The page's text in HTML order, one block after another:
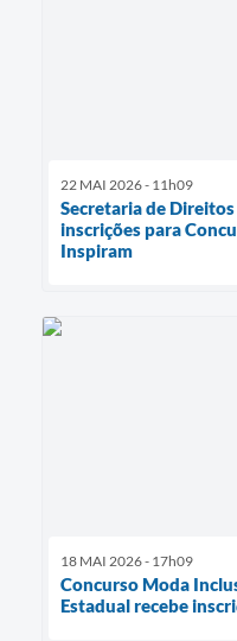
22 MAI 2026 - 11h09
Secretaria de
inscrições para
Inspiram
18 MAI 2026 - 17h09
Concurso Moda
Estadual recebe